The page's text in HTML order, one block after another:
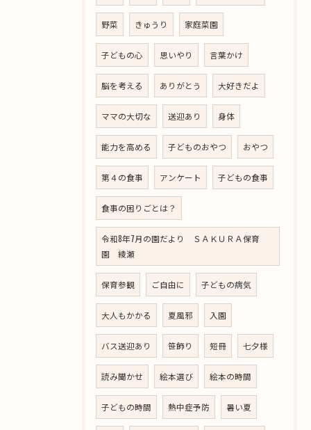
野菜 きゅうり 家庭菜園
子どもの心 思いやり 言葉かけ
脳を考える ありがとう 大好きだよ
ママの大切な 送迎あり 身体
能力を高める 子どものおやつ おやつ
第４の食事 アンケート 子どもの食事
食事の困りごとは？
令和8年7月の園だより ＳＡＫＵＲＡ保育
園 綾瀬
保育参観 ご自由に 子どもの病気
大人もかかる 夏風邪 入園
バス送迎あり 笹飾り 短冊 七夕様
読み聞かせ 絵本選び 絵本の時間
子どもの時間 熱中症予防 暑い夏